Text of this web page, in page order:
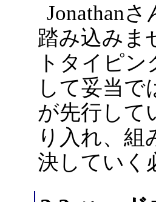
Jonathan
踏み込みま
トタイピ
して妥当
が先行して
り入れ、組
決していく